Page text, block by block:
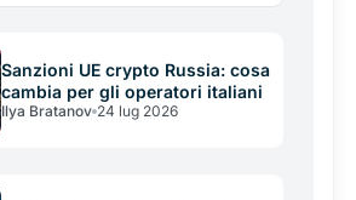
Sanzioni UE crypto Russia: cosa
cambia per gli operatori italiani
Ilya Bratanov 24 lug 2026